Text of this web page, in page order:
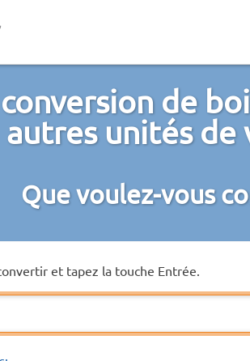
de
autres unités de
Que voulez-vous
et tapez la touche Entrée.